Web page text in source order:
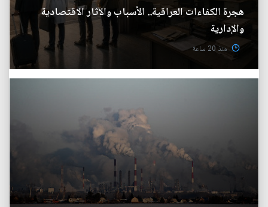
هجرة الكفاءات العراقية.. الأسباب والآثار الاقتصادية
والإدارية
منذ 20 ساعة